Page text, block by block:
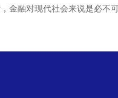
融对现代社会来说是必不